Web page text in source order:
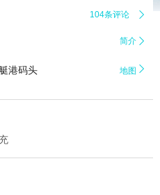
104条评论 
简介 
港码头 地图 